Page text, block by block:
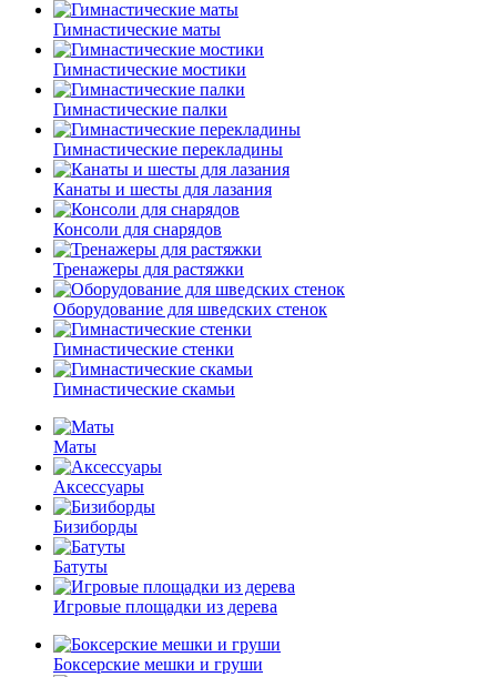
Гимнастические маты
Гимнастические мостики
Гимнастические палки
Гимнастические перекладины
Канаты и шесты для лазания
Консоли для снарядов
Тренажеры для растяжки
Оборудование для шведских стенок
Гимнастические стенки
Гимнастические скамьи
Маты
Аксессуары
Бизиборды
Батуты
Игровые площадки из дерева
Боксерские мешки и груши